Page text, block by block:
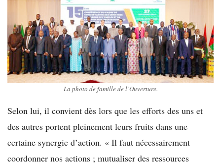
La photo de famille de l’Ouverture.
Selon lui, il convient dès lors que les efforts des uns et
des autres portent pleinement leurs fruits dans une
certaine synergie d’action. « Il faut nécessairement
coordonner nos actions ; mutualiser des ressources